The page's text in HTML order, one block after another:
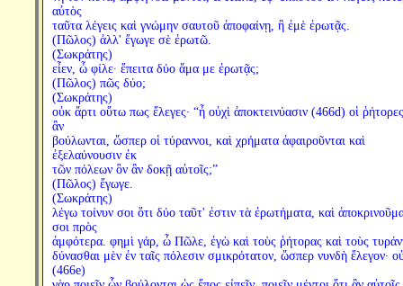
αὐτὸς
ταῦτα λέγεις καὶ γνώμην σαυτοῦ ἀποφαίνῃ, ἢ ἐμὲ ἐρωτᾷς.
(Πῶλος) ἀλλ' ἔγωγε σὲ ἐρωτῶ.
(Σωκράτης)
εἶεν, ὦ φίλε· ἔπειτα δύο ἅμα με ἐρωτᾷς;
(Πῶλος) πῶς δύο;
(Σωκράτης)
οὐκ ἄρτι οὕτω πως ἔλεγες· “ἦ οὐχὶ ἀποκτεινύασιν (466d) οἱ
ἂν
βούλωνται, ὥσπερ οἱ τύραννοι, καὶ χρήματα ἀφαιροῦνται καὶ
ἐξελαύνουσιν ἐκ
τῶν πόλεων ὃν ἂν δοκῇ αὐτοῖς;”
(Πῶλος) ἔγωγε.
(Σωκράτης)
λέγω τοίνυν σοι ὅτι δύο ταῦτ' ἐστιν τὰ ἐρωτήματα, καὶ
σοι πρὸς
ἀμφότερα. φημὶ γάρ, ὦ Πῶλε, ἐγὼ καὶ τοὺς ῥήτορας καὶ τοὺς
δύνασθαι μὲν ἐν ταῖς πόλεσιν σμικρότατον, ὥσπερ νυνδὴ ἔλεγον·
(466e)